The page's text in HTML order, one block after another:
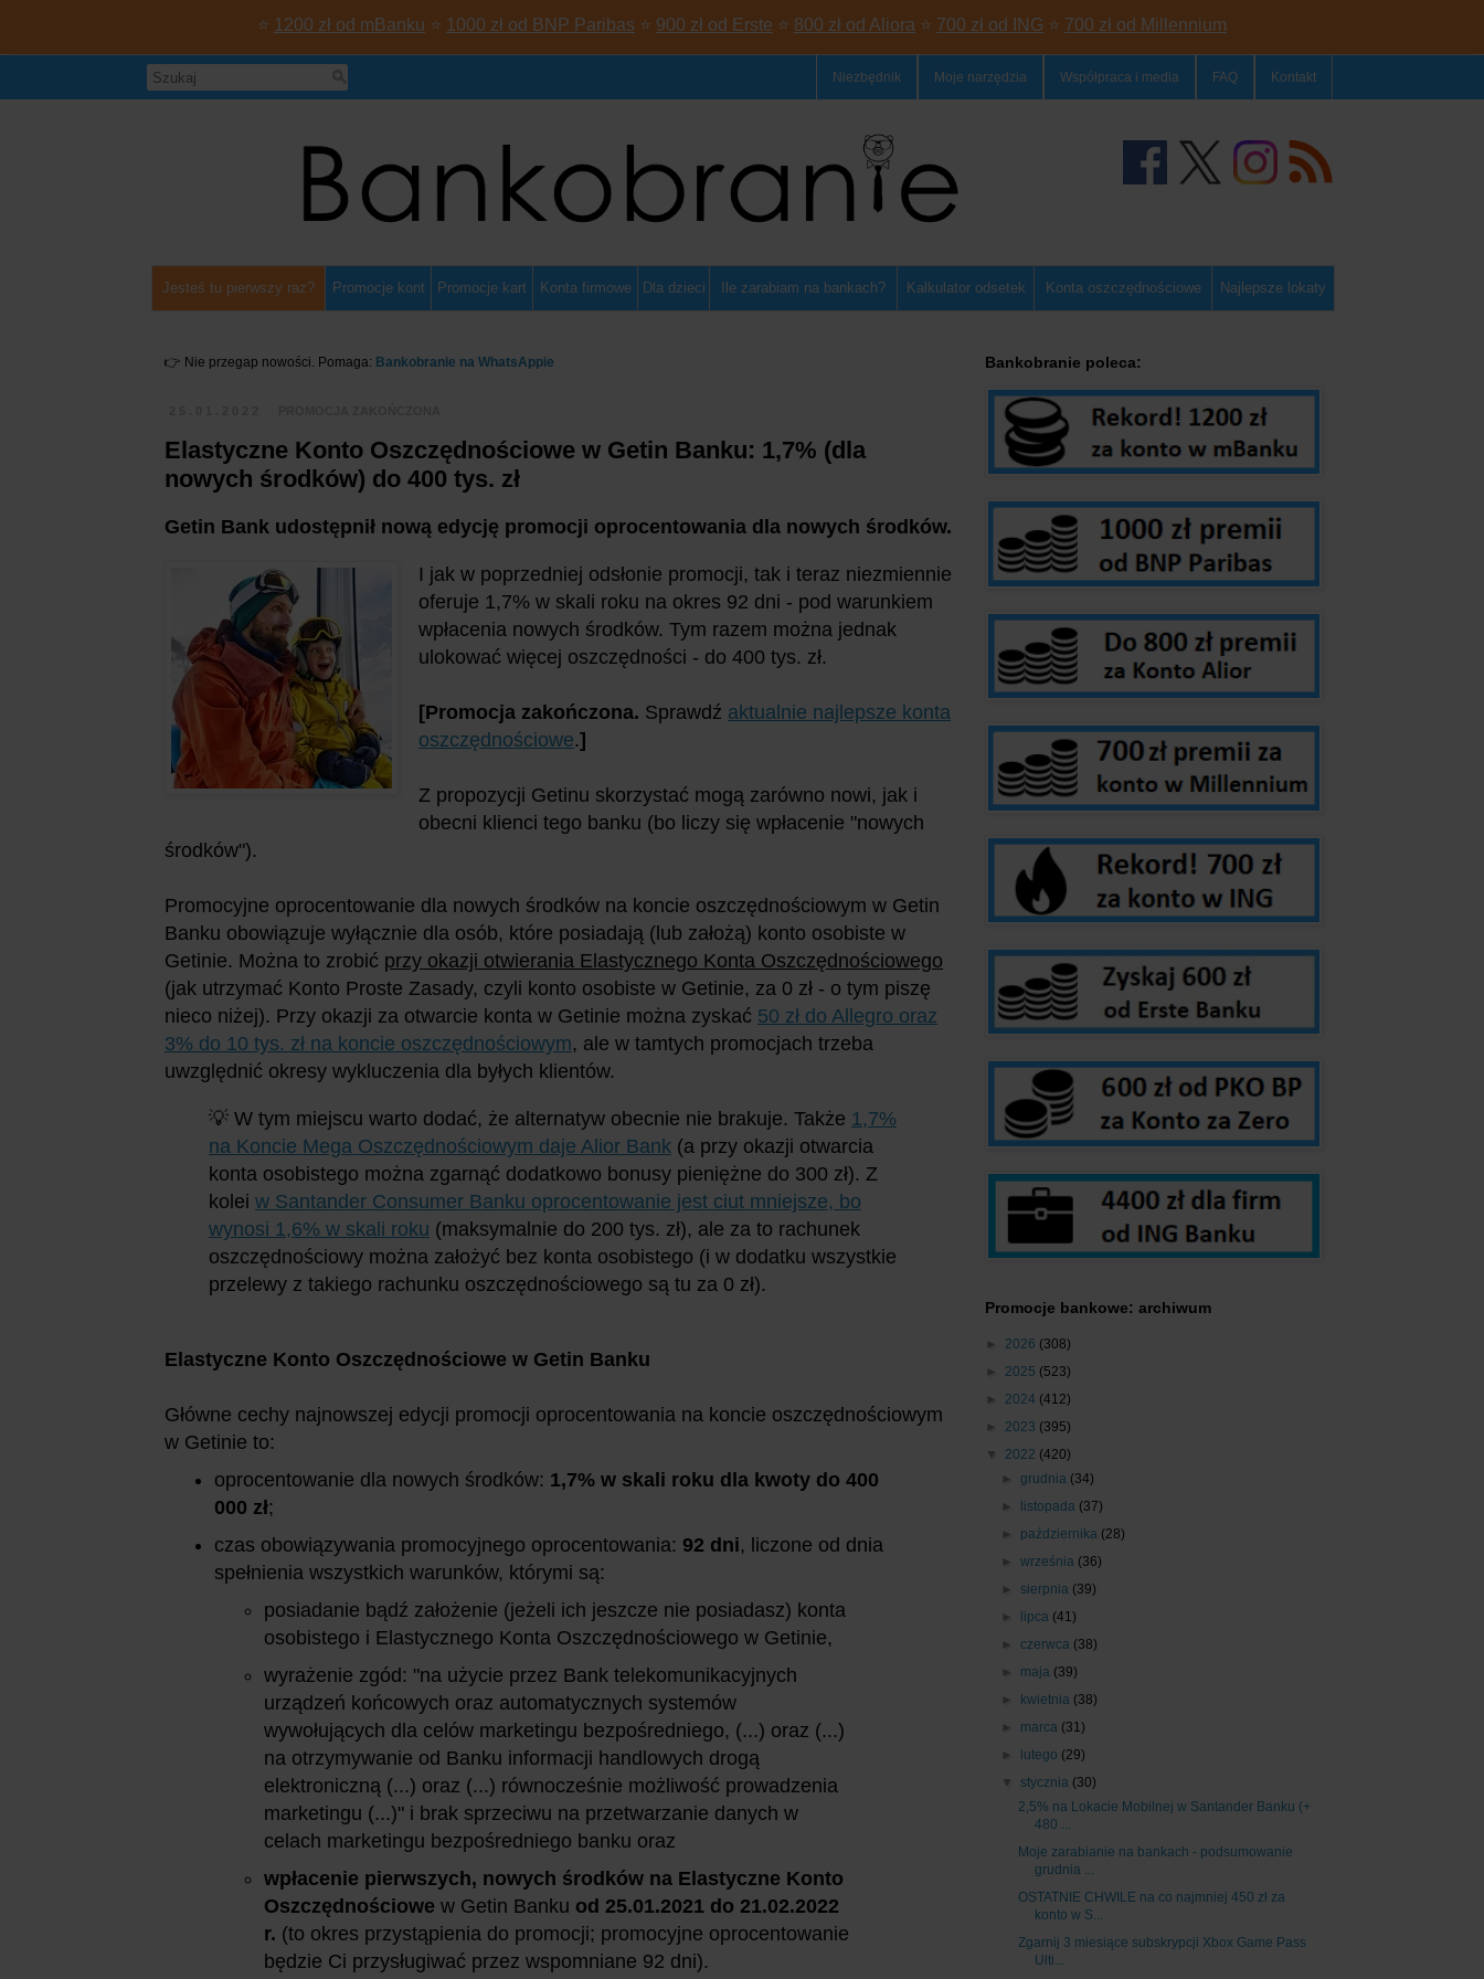
⭐ 1200 zł od mBanku ⭐ 1000 zł od BNP Paribas ⭐ 900 zł od Erste ⭐ 800 zł od Aliora ⭐ 700 zł od ING ⭐ 700 zł od Millennium
Niezbędnik Moje narzędzia Współpraca i media FAQ Kontakt
Jesteś tu pierwszy raz? Promocje kont Promocje kart Konta firmowe Dla dzieci Ile zarabiam na bankach? Kalkulator odsetek Konta oszczędnościowe Najlepsze lokaty
👉 Nie przegap nowości. Pomaga: Bankobranie na WhatsAppie
Elastyczne Konto Oszczędnościowe w Getin Banku: 1,7% (dla
nowych środków) do 400 tys. zł
Getin Bank udostępnił nową edycję promocji oprocentowania dla nowych środków.
I jak w poprzedniej odsłonie promocji, tak i teraz niezmiennie
oferuje 1,7% w skali roku na okres 92 dni - pod warunkiem
wpłacenia nowych środków. Tym razem można jednak
ulokować więcej oszczędności - do 400 tys. zł.
[Promocja zakończona. Sprawdź aktualnie najlepsze konta
oszczędnościowe.]
Z propozycji Getinu skorzystać mogą zarówno nowi, jak i
obecni klienci tego banku (bo liczy się wpłacenie "nowych
środków").
Promocyjne oprocentowanie dla nowych środków na koncie oszczędnościowym w Getin
Banku obowiązuje wyłącznie dla osób, które posiadają (lub założą) konto osobiste w
Getinie. Można to zrobić przy okazji otwierania Elastycznego Konta Oszczędnościowego
(jak utrzymać Konto Proste Zasady, czyli konto osobiste w Getinie, za 0 zł - o tym piszę
nieco niżej). Przy okazji za otwarcie konta w Getinie można zyskać 50 zł do Allegro oraz
3% do 10 tys. zł na koncie oszczędnościowym, ale w tamtych promocjach trzeba
uwzględnić okresy wykluczenia dla byłych klientów.
💡 W tym miejscu warto dodać, że alternatyw obecnie nie brakuje. Także 1,7%
na Koncie Mega Oszczędnościowym daje Alior Bank (a przy okazji otwarcia
konta osobistego można zgarnąć dodatkowo bonusy pieniężne do 300 zł). Z
kolei w Santander Consumer Banku oprocentowanie jest ciut mniejsze, bo
wynosi 1,6% w skali roku (maksymalnie do 200 tys. zł), ale za to rachunek
oszczędnościowy można założyć bez konta osobistego (i w dodatku wszystkie
przelewy z takiego rachunku oszczędnościowego są tu za 0 zł).
Elastyczne Konto Oszczędnościowe w Getin Banku
Główne cechy najnowszej edycji promocji oprocentowania na koncie oszczędnościowym
w Getinie to:
oprocentowanie dla nowych środków: 1,7% w skali roku dla kwoty do 400
000 zł;
czas obowiązywania promocyjnego oprocentowania: 92 dni, liczone od dnia
spełnienia wszystkich warunków, którymi są:
posiadanie bądź założenie (jeżeli ich jeszcze nie posiadasz) konta
osobistego i Elastycznego Konta Oszczędnościowego w Getinie,
wyrażenie zgód: "na użycie przez Bank telekomunikacyjnych
urządzeń końcowych oraz automatycznych systemów
wywołujących dla celów marketingu bezpośredniego, (...) oraz (...)
na otrzymywanie od Banku informacji handlowych drogą
elektroniczną (...) oraz (...) równocześnie możliwość prowadzenia
marketingu (...)" i brak sprzeciwu na przetwarzanie danych w
celach marketingu bezpośredniego banku oraz
wpłacenie pierwszych, nowych środków na Elastyczne Konto
Oszczędnościowe w Getin Banku od 25.01.2021 do 21.02.2022
r. (to okres przystąpienia do promocji; promocyjne oprocentowanie
będzie Ci przysługiwać przez wspomniane 92 dni).
Bankobranie poleca:
Promocje bankowe: archiwum
► 2026 (308)
► 2025 (523)
► 2024 (412)
► 2023 (395)
▼ 2022 (420)
►grudnia (34)
►
listopada (37)
► października (28)
►września (36)
► sierpnia (39)
►
lipca (41)
►czerwca (38)
► maja (39)
►
kwietnia (38)
► marca (31)
►
lutego (29)
▼ stycznia (30)
2,5% na Lokacie Mobilnej w Santander Banku (+
480 ...
Moje zarabianie na bankach - podsumowanie
grudnia ...
OSTATNIE CHWILE na co najmniej 450 zł za
konto w S...
Zgarnij 3 miesiące subskrypcji Xbox Game Pass
Ulti...